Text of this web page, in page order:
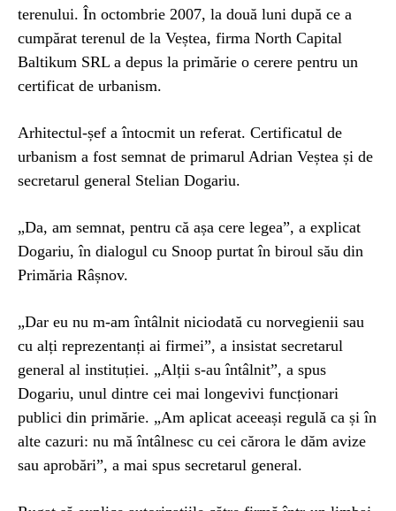
terenului. În octombrie 2007, la două luni după ce a
cumpărat terenul de la Veștea, firma North Capital
Baltikum SRL a depus la primărie o cerere pentru un
certificat de urbanism.
Arhitectul-șef a întocmit un referat. Certificatul de
urbanism a fost semnat de primarul Adrian Veștea și de
secretarul general Stelian Dogariu.
„Da, am semnat, pentru că așa cere legea”, a explicat
Dogariu, în dialogul cu Snoop purtat în biroul său din
Primăria Râșnov.
„Dar eu nu m-am întâlnit niciodată cu norvegienii sau
cu alți reprezentanți ai firmei”, a insistat secretarul
general al instituției. „Alții s-au întâlnit”, a spus
Dogariu, unul dintre cei mai longevivi funcționari
publici din primărie. „Am aplicat aceeași regulă ca și în
alte cazuri: nu mă întâlnesc cu cei cărora le dăm avize
sau aprobări”, a mai spus secretarul general.